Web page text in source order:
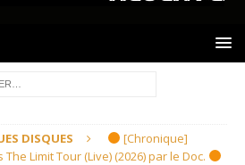
DISQUES
[Chronique]
Limit Tour (Live) (2026) par le Doc.